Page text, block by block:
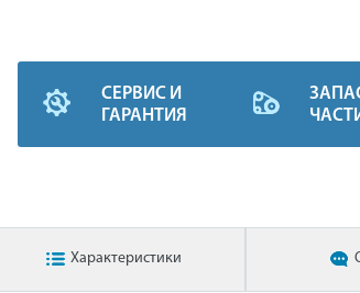
СЕРВИС И
ГАРАНТИЯ
Характеристики